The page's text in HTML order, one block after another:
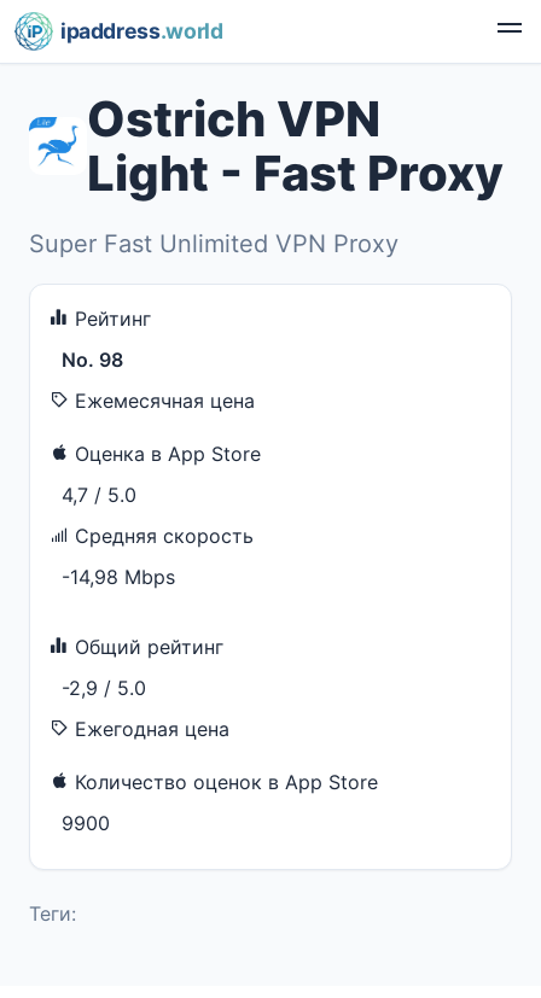
ipaddress.world
Ostrich VPN
Light - Fast Proxy
Super Fast Unlimited VPN Proxy
Рейтинг
No. 98
Ежемесячная цена
Оценка в App Store
4,7 / 5.0
Средняя скорость
-14,98 Mbps
Общий рейтинг
-2,9 / 5.0
Ежегодная цена
Количество оценок в App Store
9900
Теги: